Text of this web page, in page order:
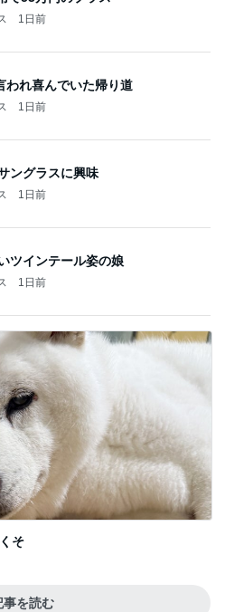
1日前
われ喜んでいた帰り道
1日前
ングラスに興味
1日前
ツインテール姿の娘
1日前
そ
事を読む